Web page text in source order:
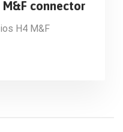
connector
H4 M&F